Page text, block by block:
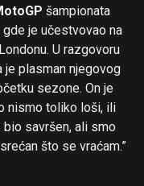
šampionata
je učestvovao na
U razgovoru
je plasman njegovog
sezone. On je
nismo toliko loši, ili
savršen, ali smo
što se vraćam.”